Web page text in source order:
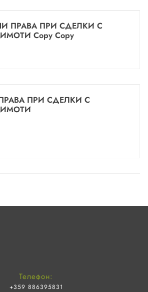
ПРАВА ПРИ СДЕЛКИ С
Copy Copy
ПРИ СДЕЛКИ С
Телефон:
+359 886395831